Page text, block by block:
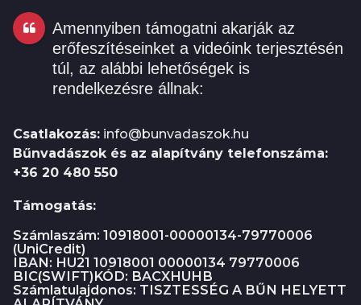
Amennyiben támogatni akarják az
erőfeszítéseinket a videóink terjesztésén
túl, az alábbi lehetőségek is
rendelkezésre állnak:
Csatlakozás: info@bunvadaszok.hu
Bűnvadászok és az alapítvány telefonszáma:
+36 20 480 550
Támogatás:
Számlaszám: 10918001-00000134-79770006
(UniCredit)
IBAN: HU21 10918001 00000134 79770006
BIC(SWIFT)KÓD: BACXHUHB
Számlatulajdonos: TISZTESSÉG A BŰN HELYETT